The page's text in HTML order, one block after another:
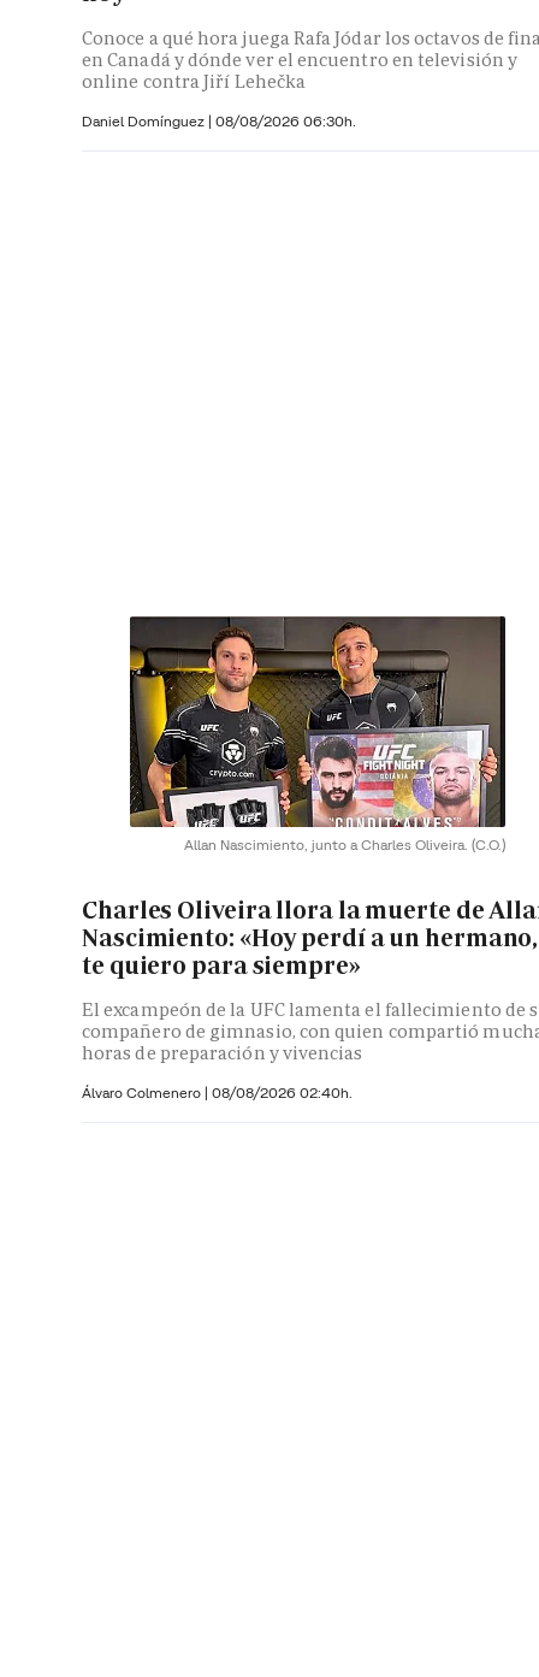
Conoce a qué hora juega Rafa Jódar los octavos de
en Canadá y dónde ver el encuentro en televisión y
online contra Jiří Lehečka
Daniel Domínguez | 08/08/2026 06:30h.
Allan Nascimiento, junto a Charles Oliveira. (C.O.)
Charles Oliveira llora la muerte de
Nascimiento: «Hoy perdí a un hermano,
te quiero para siempre»
El excampeón de la UFC lamenta el fallecimiento de
compañero de gimnasio, con quien compartió
horas de preparación y vivencias
Álvaro Colmenero | 08/08/2026 02:40h.